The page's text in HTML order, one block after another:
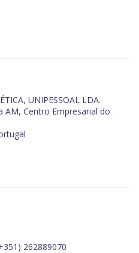
UNIPESSOAL LDA.
AM, Centro Empresarial do
262889070